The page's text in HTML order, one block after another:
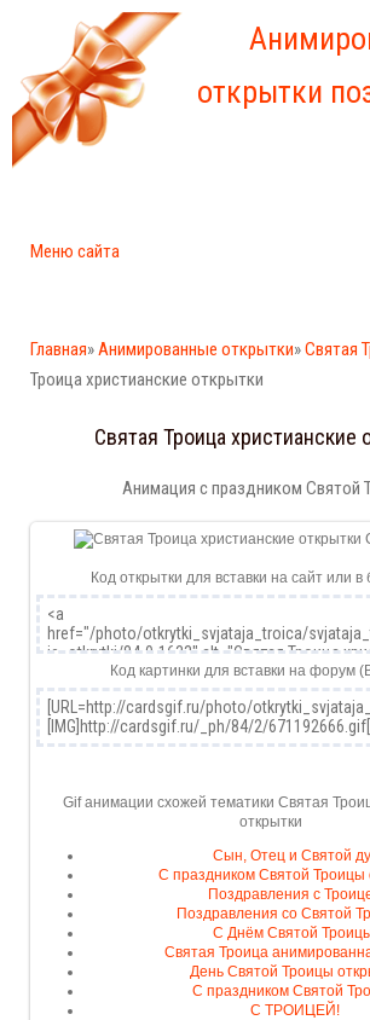
открытки
Меню сайта
Главная»Анимированные открытки»Святая
Троица христианские открытки
Святая Троица христианские
Анимация с праздником Святой
Код открытки для вставки на сайт или в
Код картинки для вставки на форум
Gif анимации схожей тематики Святая
открытки
Сын, Отец и Святой
С праздником Святой Троицы
Поздравления с
Поздравления со Святой
С Днём Святой
Святая Троица
День Святой Троицы
С праздником Святой
С ТРОИЦЕЙ!